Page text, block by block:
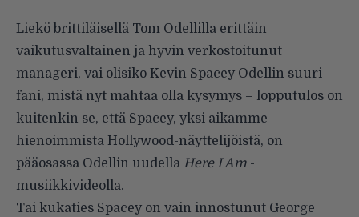
Liekö brittiläisellä Tom Odellilla erittäin
vaikutusvaltainen ja hyvin verkostoitunut
manageri, vai olisiko Kevin Spacey Odellin suuri
fani, mistä nyt mahtaa olla kysymys – lopputulos on
kuitenkin se, että Spacey, yksi aikamme
hienoimmista Hollywood-näyttelijöistä, on
pääosassa Odellin uudella Here I Am -
musiikkivideolla.
Tai kukaties Spacey on vain innostunut George